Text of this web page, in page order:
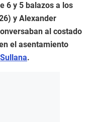
6 y 5 balazos a los
y Alexander
al costado
el asentamiento
Sullana.